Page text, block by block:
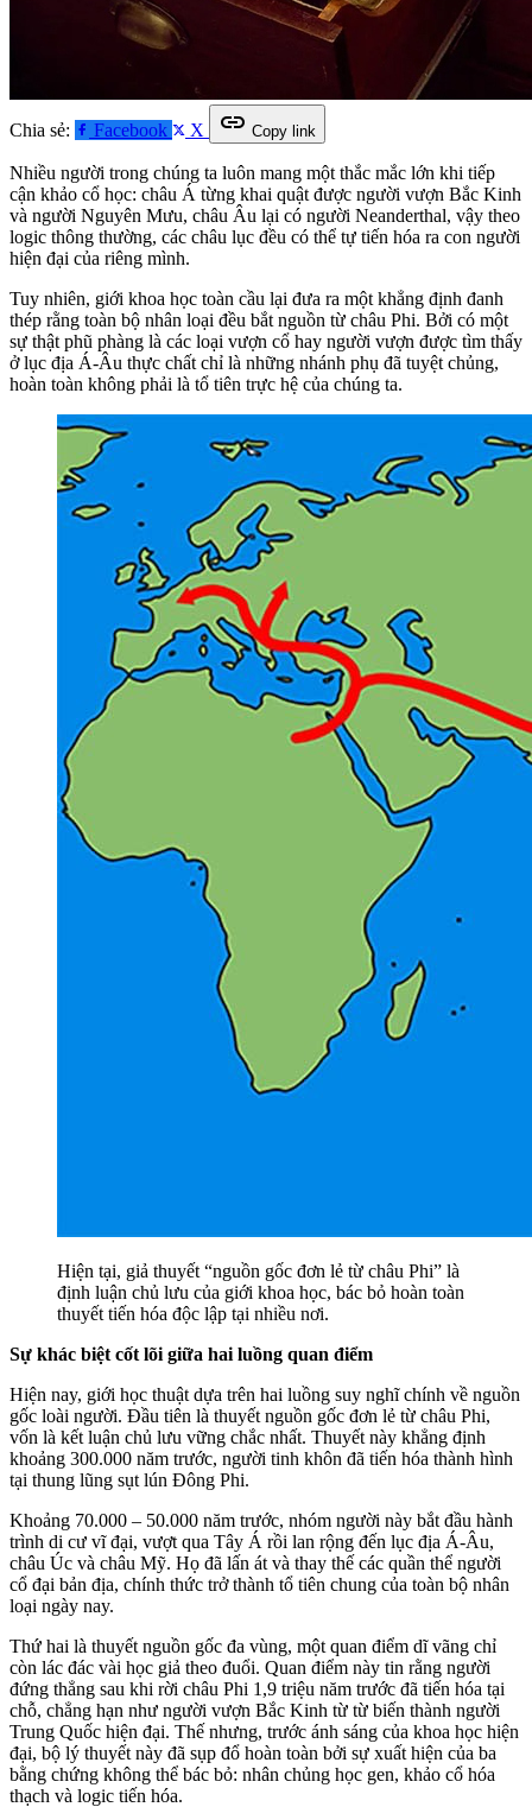
Chia sẻ: Facebook X link Copy link
Nhiều người trong chúng ta luôn mang một thắc mắc lớn khi tiếp
cận khảo cổ học: châu Á từng khai quật được người vượn Bắc Kinh
và người Nguyên Mưu, châu Âu lại có người Neanderthal, vậy theo
logic thông thường, các châu lục đều có thể tự tiến hóa ra con người
hiện đại của riêng mình.
Tuy nhiên, giới khoa học toàn cầu lại đưa ra một khẳng định đanh
thép rằng toàn bộ nhân loại đều bắt nguồn từ châu Phi. Bởi có một
sự thật phũ phàng là các loại vượn cổ hay người vượn được tìm thấy
ở lục địa Á-Âu thực chất chỉ là những nhánh phụ đã tuyệt chủng,
hoàn toàn không phải là tổ tiên trực hệ của chúng ta.
Hiện tại, giả thuyết “nguồn gốc đơn lẻ từ châu Phi” là
định luận chủ lưu của giới khoa học, bác bỏ hoàn toàn
thuyết tiến hóa độc lập tại nhiều nơi.
Sự khác biệt cốt lõi giữa hai luồng quan điểm
Hiện nay, giới học thuật dựa trên hai luồng suy nghĩ chính về nguồn
gốc loài người. Đầu tiên là thuyết nguồn gốc đơn lẻ từ châu Phi,
vốn là kết luận chủ lưu vững chắc nhất. Thuyết này khẳng định
khoảng 300.000 năm trước, người tinh khôn đã tiến hóa thành hình
tại thung lũng sụt lún Đông Phi.
Khoảng 70.000 – 50.000 năm trước, nhóm người này bắt đầu hành
trình di cư vĩ đại, vượt qua Tây Á rồi lan rộng đến lục địa Á-Âu,
châu Úc và châu Mỹ. Họ đã lấn át và thay thế các quần thể người
cổ đại bản địa, chính thức trở thành tổ tiên chung của toàn bộ nhân
loại ngày nay.
Thứ hai là thuyết nguồn gốc đa vùng, một quan điểm dĩ vãng chỉ
còn lác đác vài học giả theo đuổi. Quan điểm này tin rằng người
đứng thẳng sau khi rời châu Phi 1,9 triệu năm trước đã tiến hóa tại
chỗ, chẳng hạn như người vượn Bắc Kinh từ từ biến thành người
Trung Quốc hiện đại. Thế nhưng, trước ánh sáng của khoa học hiện
đại, bộ lý thuyết này đã sụp đổ hoàn toàn bởi sự xuất hiện của ba
bằng chứng không thể bác bỏ: nhân chủng học gen, khảo cổ hóa
thạch và logic tiến hóa.